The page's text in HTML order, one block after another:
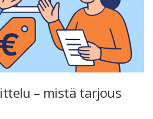
– mistä tarjous